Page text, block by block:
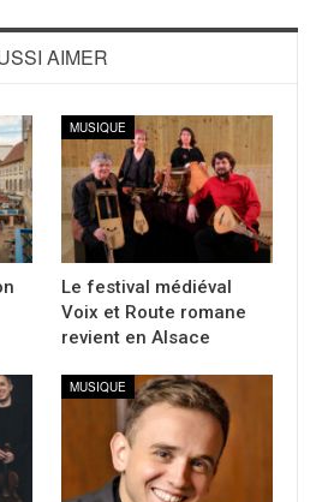
AIMER
MUSIQUE
Le festival médiéval
Voix et Route romane
revient en Alsace
MUSIQUE